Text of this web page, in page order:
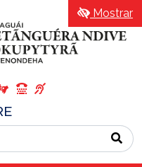
Mostrar